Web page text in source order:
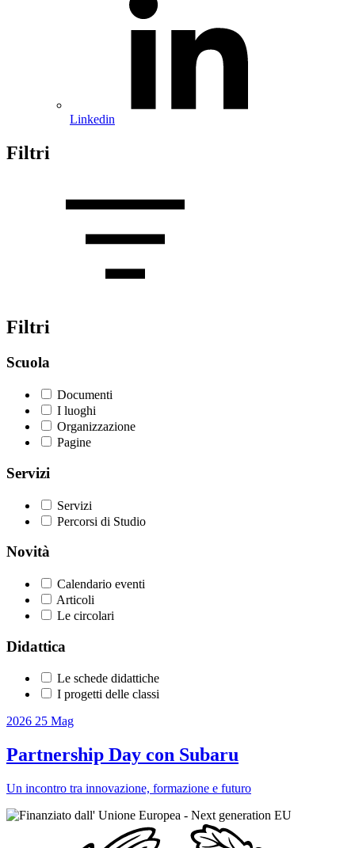
Linkedin
Filtri
Filtri
Scuola
Documenti
I luoghi
Organizzazione
Pagine
Servizi
Servizi
Percorsi di Studio
Novità
Calendario eventi
Articoli
Le circolari
Didattica
Le schede didattiche
I progetti delle classi
2026 25 Mag
Partnership Day con Subaru
Un incontro tra innovazione, formazione e futuro